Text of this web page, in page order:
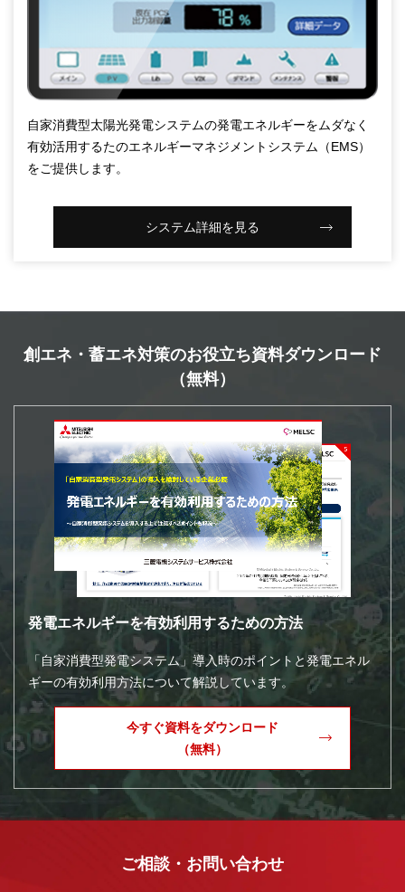
自家消費型太陽光発電システムの発電エネルギーをムダなく
有効活用するたのエネルギーマネジメントシステム（EMS）
をご提供します。
システム詳細を見る
創エネ・蓄エネ対策のお役立ち資料ダウンロード
（無料）
発電エネルギーを有効利用するための方法
「自家消費型発電システム」導入時のポイントと発電エネル
ギーの有効利用方法について解説しています。
今すぐ資料をダウンロード
（無料）
ご相談・お問い合わせ